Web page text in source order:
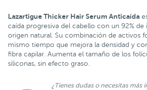
Lazartigue Thicker Hair Serum Anticaída
caída progresiva del cabello con un 92% de
origen natural. Su combinación de activos
mismo tiempo que mejora la densidad y
fibra capilar. Aumenta el tamaño de los
siliconas, sin efecto graso.
¿Tienes dudas o necesitas más